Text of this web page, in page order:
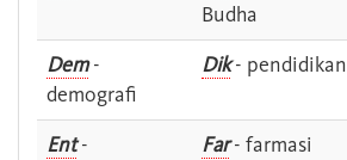
Budha
Dem-
demografi
Dik- pendidikan
Ent-
Far- farmasi